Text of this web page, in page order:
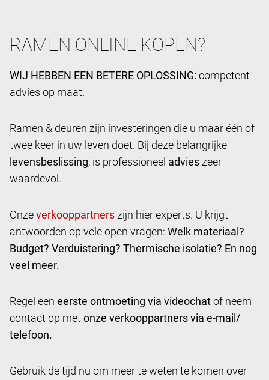
RAMEN ONLINE KOPEN?
WIJ HEBBEN EEN BETERE OPLOSSING: competent
advies op maat.
Ramen & deuren zijn investeringen die u maar één of
twee keer in uw leven doet. Bij deze belangrijke
levensbeslissing, is professioneel advies zeer
waardevol.
Onze
zijn hier experts. U krijgt
antwoorden op vele open vragen: Welk materiaal?
Budget? Verduistering? Thermische isolatie? En nog
veel meer.
Regel een eerste ontmoeting via videochatof neem
contact op met onze verkooppartners via e-mail/
telefoon.
Gebruik de tijd nu om meer te weten te komen over